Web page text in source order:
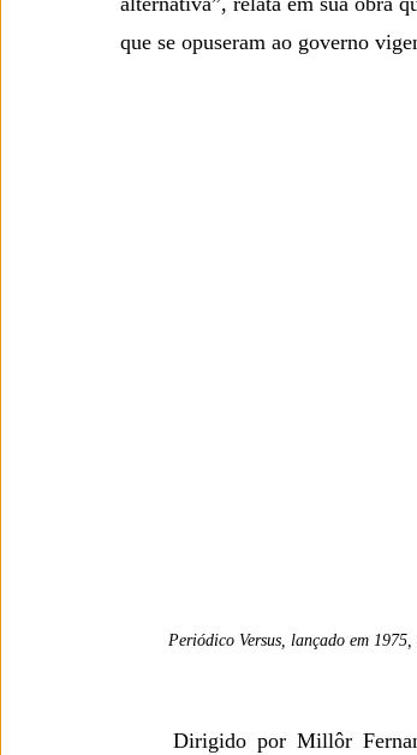
que se opuseram ao governo
Periódico Versus, lançado em
Dirigido por Millôr